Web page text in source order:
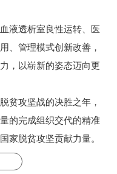
液透析室良性运转、医
、管理模式创新改善，
，以崭新的姿态迈向更
贫攻坚战的决胜之年，
的完成组织交代的精准
家脱贫攻坚贡献力量。